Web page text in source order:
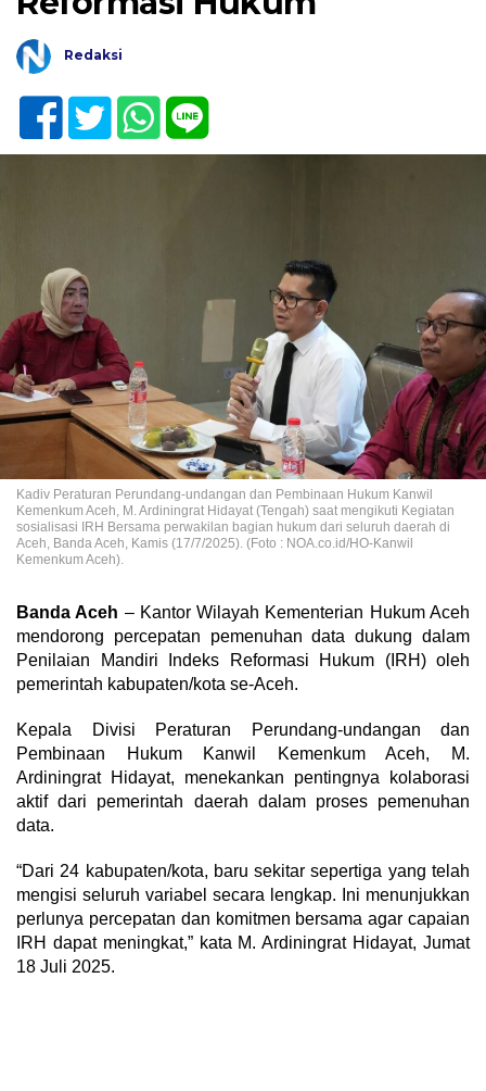
Redaksi
Kadiv Peraturan Perundang-undangan dan Pembinaan Hukum Kanwil
Kemenkum Aceh, M. Ardiningrat Hidayat (Tengah) saat mengikuti Kegiatan
sosialisasi IRH Bersama perwakilan bagian hukum dari seluruh daerah di
Aceh, Banda Aceh, Kamis (17/7/2025). (Foto : NOA.co.id/HO-Kanwil
Kemenkum Aceh).
Banda Aceh – Kantor Wilayah Kementerian Hukum Aceh
mendorong percepatan pemenuhan data dukung dalam
Penilaian Mandiri Indeks Reformasi Hukum (IRH) oleh
pemerintah kabupaten/kota se-Aceh.
Kepala Divisi Peraturan Perundang-undangan dan
Pembinaan Hukum Kanwil Kemenkum Aceh, M.
Ardiningrat Hidayat, menekankan pentingnya kolaborasi
aktif dari pemerintah daerah dalam proses pemenuhan
data.
“Dari 24 kabupaten/kota, baru sekitar sepertiga yang telah
mengisi seluruh variabel secara lengkap. Ini menunjukkan
perlunya percepatan dan komitmen bersama agar capaian
IRH dapat meningkat,” kata M. Ardiningrat Hidayat, Jumat
18 Juli 2025.